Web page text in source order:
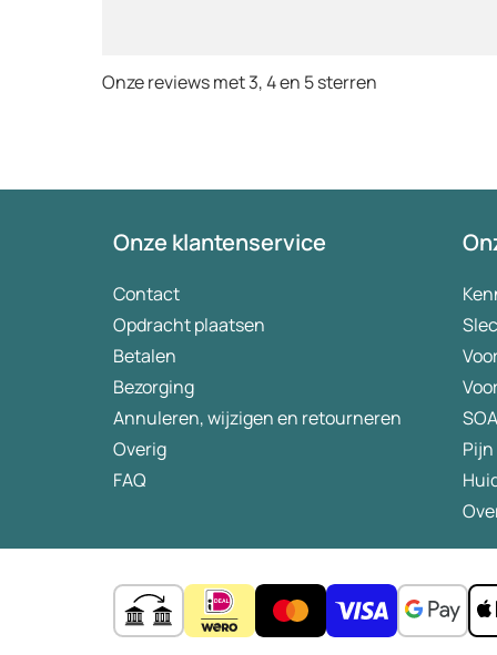
te
eigen
Onze reviews met 3, 4 en 5 sterren
Onze klantenservice
Contact
Opdracht plaatsen
Betalen
Bezorging
Annuleren, wijzigen en retourneren
Overig
FAQ
SOA
Pijn